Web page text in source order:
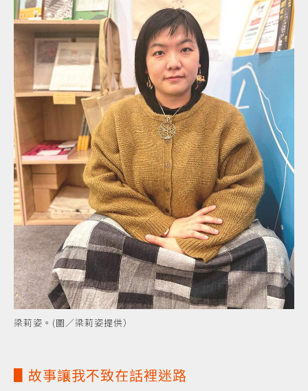
梁莉姿。(圖／梁莉姿提供）
▋故事讓我不致在話裡迷路